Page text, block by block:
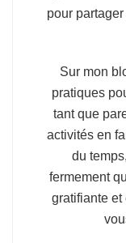
pour
Sur mon
pratiques
tant que
activités en
du
fermement
gratifiante